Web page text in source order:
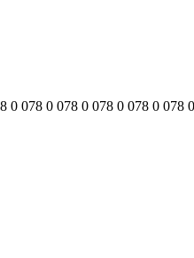
0 078 0 078 0 078 0 078 0 078